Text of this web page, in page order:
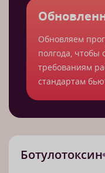
Обновляем
полгода, чтобы
требованиям
стандартам
Ботулотоксин